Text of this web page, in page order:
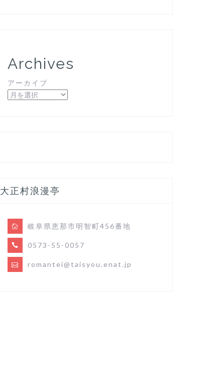
Archives
アーカイブ
大正村浪漫亭
岐阜県恵那市明智町456番地
0573-55-0057
romantei@taisyou.enat.jp